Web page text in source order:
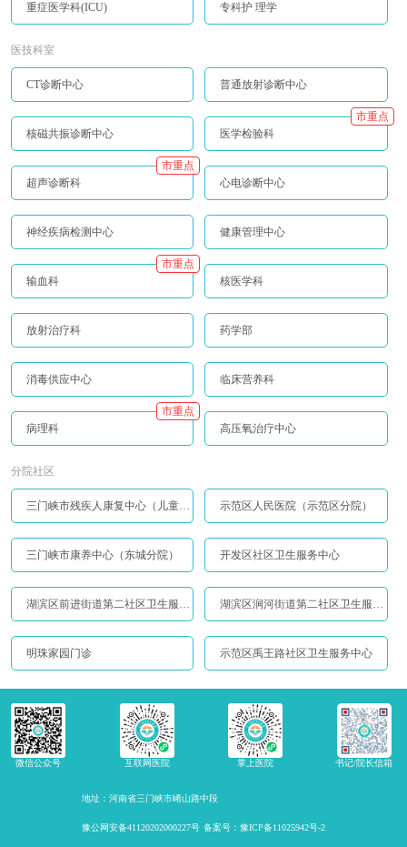
重症医学科(ICU)
专科护 理学
医技科室
CT诊断中心 普通放射诊断中心
核磁共振诊断中心 医学检验科
市重点
超声诊断科
市重点
心电诊断中心
神经疾病检测中心 健康管理中心
输血科
市重点
核医学科
放射治疗科 药学部
消毒供应中心 临床营养科
病理科
市重点
高压氧治疗中心
分院社区
三门峡市残疾人康复中心（儿童康复中心） 示范区人民医院（示范区分院）
三门峡市康养中心（东城分院） 开发区社区卫生服务中心
湖滨区前进街道第二社区卫生服务站 湖滨区涧河街道第二社区卫生服务站
明珠家园门诊 示范区禹王路社区卫生服务中心
微信公众号 互联网医院 掌上医院 书记/院长信箱
地址：河南省三门峡市崤山路中段
豫公网安备41120202000227号 备案号：豫ICP备11025942号-2